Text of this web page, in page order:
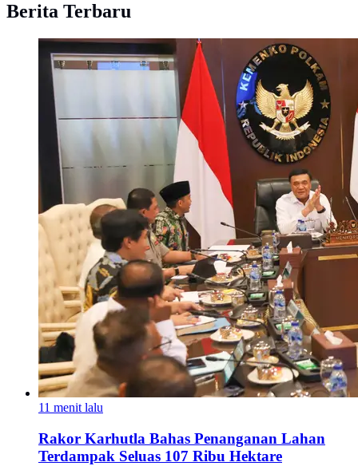
Berita Terbaru
11 menit lalu
Rakor Karhutla Bahas Penanganan Lahan
Terdampak Seluas 107 Ribu Hektare